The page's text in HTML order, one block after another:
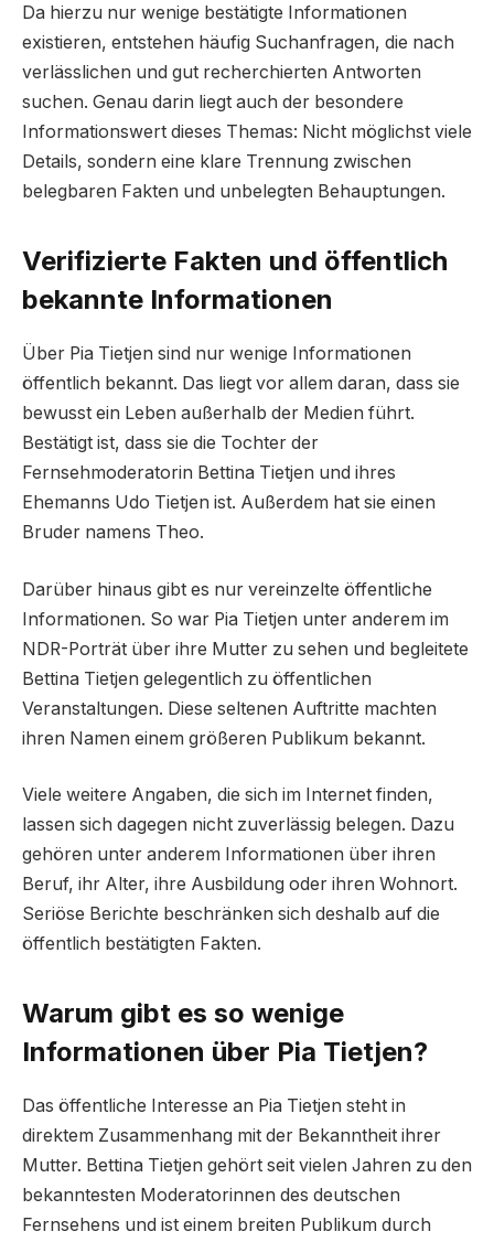
Da hierzu nur wenige bestätigte Informationen
existieren, entstehen häufig Suchanfragen, die nach
verlässlichen und gut recherchierten Antworten
suchen. Genau darin liegt auch der besondere
Informationswert dieses Themas: Nicht möglichst viele
Details, sondern eine klare Trennung zwischen
belegbaren Fakten und unbelegten Behauptungen.
Verifizierte Fakten und öffentlich
bekannte Informationen
Über Pia Tietjen sind nur wenige Informationen
öffentlich bekannt. Das liegt vor allem daran, dass sie
bewusst ein Leben außerhalb der Medien führt.
Bestätigt ist, dass sie die Tochter der
Fernsehmoderatorin Bettina Tietjen und ihres
Ehemanns Udo Tietjen ist. Außerdem hat sie einen
Bruder namens Theo.
Darüber hinaus gibt es nur vereinzelte öffentliche
Informationen. So war Pia Tietjen unter anderem im
NDR-Porträt über ihre Mutter zu sehen und begleitete
Bettina Tietjen gelegentlich zu öffentlichen
Veranstaltungen. Diese seltenen Auftritte machten
ihren Namen einem größeren Publikum bekannt.
Viele weitere Angaben, die sich im Internet finden,
lassen sich dagegen nicht zuverlässig belegen. Dazu
gehören unter anderem Informationen über ihren
Beruf, ihr Alter, ihre Ausbildung oder ihren Wohnort.
Seriöse Berichte beschränken sich deshalb auf die
öffentlich bestätigten Fakten.
Warum gibt es so wenige
Informationen über Pia Tietjen?
Das öffentliche Interesse an Pia Tietjen steht in
direktem Zusammenhang mit der Bekanntheit ihrer
Mutter. Bettina Tietjen gehört seit vielen Jahren zu den
bekanntesten Moderatorinnen des deutschen
Fernsehens und ist einem breiten Publikum durch